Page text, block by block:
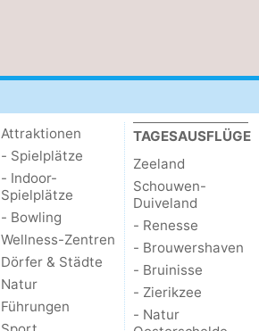
Attraktionen
- Spielplätze
- Indoor-
Spielplätze
- Bowling
Wellness-Zentren
Dörfer & Städte
Natur
Führungen
TAGESAUSFLÜGE
Zeeland
Schouwen-
Duiveland
- Renesse
- Brouwershaven
- Bruinisse
- Zierikzee
- Natur